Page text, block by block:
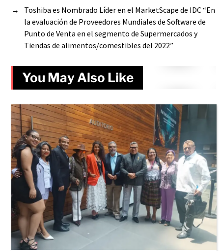
→
Toshiba es Nombrado Líder en el MarketScape de IDC “En
la evaluación de Proveedores Mundiales de Software de
Punto de Venta en el segmento de Supermercados y
Tiendas de alimentos/comestibles del 2022”
You May Also Like